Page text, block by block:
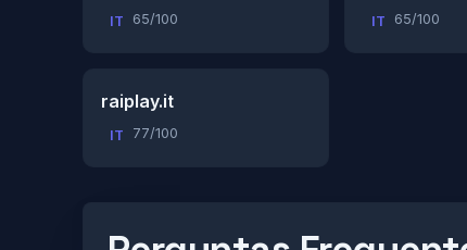
IT 65/100 IT 65/100
raiplay.it
IT 77/100